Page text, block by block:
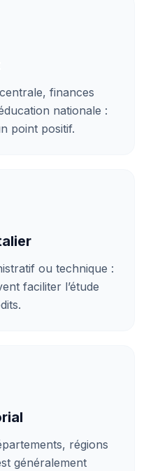
finances
nationale :
point positif.
ou technique :
faciliter l’étude
régions
généralement